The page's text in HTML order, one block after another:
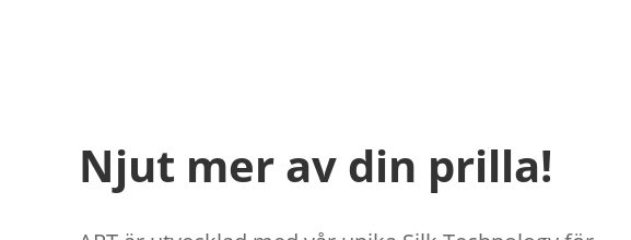
Njut mer av din prilla!